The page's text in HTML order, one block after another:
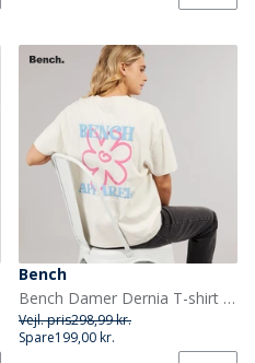
Bench
Bench Damer Dernia T-shirt Off White
Vejl. pris298,99 kr.
Spare199,00 kr.